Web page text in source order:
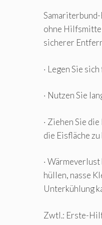
ohne
sicherer
· Legen Sie
· Nutzen Sie
· Ziehen Sie
die Eisfläche
·
hüllen, nasse
Unterkühlung
Zwtl.: Erste-